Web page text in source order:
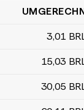
Mark
3,01
15,03
30,05